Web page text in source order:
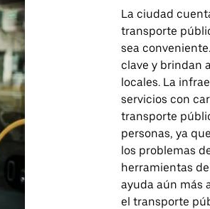
La ciudad
transporte
sea
clave y brindan
locales. La
servicios con
transporte
personas, ya
los problemas
herramientas
ayuda aún más
el transporte